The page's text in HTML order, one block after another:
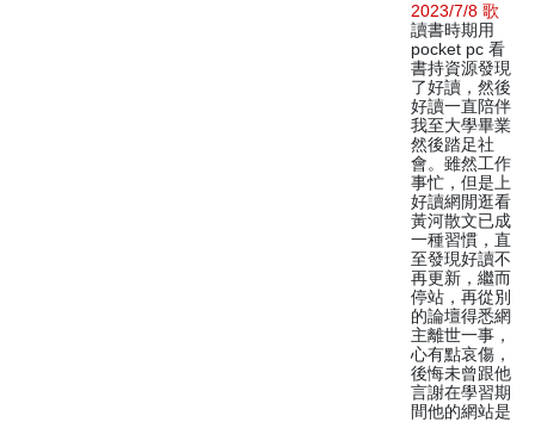
2023/7/8 歌
讀書時期用
pocket pc 看
書持資源發現
了好讀，然後
好讀一直陪伴
我至大學畢業
然後踏足社
會。雖然工作
事忙，但是上
好讀網閒逛看
黃河散文已成
一種習慣，直
至發現好讀不
再更新，繼而
停站，再從別
的論壇得悉網
主離世一事，
心有點哀傷，
後悔未曾跟他
言謝在學習期
間他的網站是